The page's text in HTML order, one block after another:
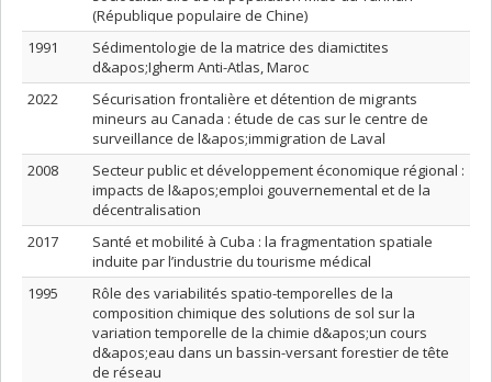
(République populaire de Chine)
1991
Sédimentologie de la matrice des diamictites
d&apos;Igherm Anti-Atlas, Maroc
2022
Sécurisation frontalière et détention de migrants
mineurs au Canada : étude de cas sur le centre de
surveillance de l&apos;immigration de Laval
2008
Secteur public et développement économique régional :
impacts de l&apos;emploi gouvernemental et de la
décentralisation
2017
Santé et mobilité à Cuba : la fragmentation spatiale
induite par l’industrie du tourisme médical
1995
Rôle des variabilités spatio-temporelles de la
composition chimique des solutions de sol sur la
variation temporelle de la chimie d&apos;un cours
d&apos;eau dans un bassin-versant forestier de tête
de réseau